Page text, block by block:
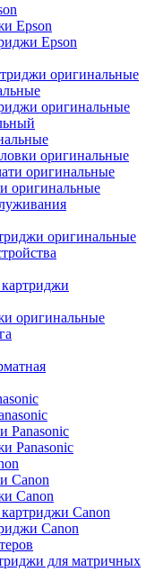
Epson
Epson
оригинальные
оригинальные
оригинальные
оригинальные
оригинальные
оригинальные
оригинальные
Panasonic
Panasonic
Canon
Canon
Canon
Canon
для матричных